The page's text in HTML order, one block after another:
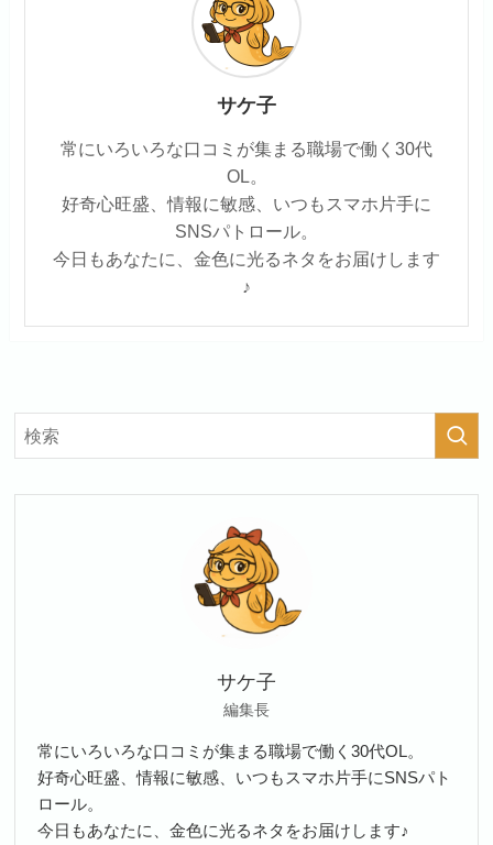
サケ子
常にいろいろな口コミが集まる職場で働く30代
OL。
好奇心旺盛、情報に敏感、いつもスマホ片手に
SNSパトロール。
今日もあなたに、金色に光るネタをお届けします
♪
サケ子
編集長
常にいろいろな口コミが集まる職場で働く30代OL。
好奇心旺盛、情報に敏感、いつもスマホ片手にSNSパト
ロール。
今日もあなたに、金色に光るネタをお届けします♪